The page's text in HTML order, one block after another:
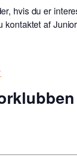
hvis du er
kontaktet af